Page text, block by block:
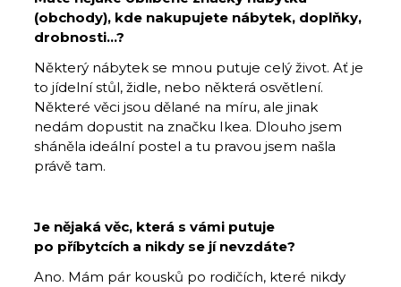
(obchody), kde nakupujete nábytek, doplňky,
drobnosti…?
Některý nábytek se mnou putuje celý život. Ať je
to jídelní stůl, židle, nebo některá osvětlení.
Některé věci jsou dělané na míru, ale jinak
nedám dopustit na značku Ikea. Dlouho jsem
sháněla ideální postel a tu pravou jsem našla
právě tam.
Je nějaká věc, která s vámi putuje
po příbytcích a nikdy se jí nevzdáte?
Ano. Mám pár kousků po rodičích, které nikdy